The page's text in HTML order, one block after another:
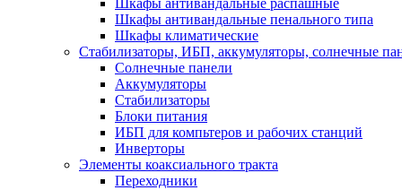
Шкафы антивандальные распашные
Шкафы антивандальные пенального типа
Шкафы климатические
Стабилизаторы, ИБП, аккумуляторы, солнечные
Солнечные панели
Аккумуляторы
Стабилизаторы
Блоки питания
ИБП для компьтеров и рабочих станций
Инверторы
Элементы коаксиального тракта
Переходники